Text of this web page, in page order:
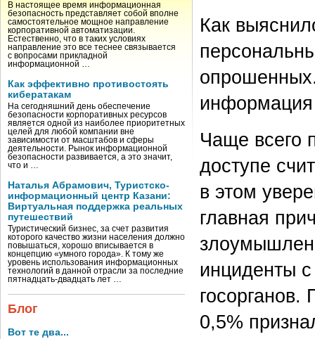
В настоящее время информационная
безопасность представляет собой вполне
самостоятельное мощное направление
корпоративной автоматизации.
Естественно, что в таких условиях
направление это все теснее связывается
с вопросами прикладной
информационной …
Как эффективно противостоять
кибератакам
На сегодняшний день обеспечение
безопасности корпоративных ресурсов
является одной из наиболее приоритетных
целей для любой компании вне
зависимости от масштабов и сферы
деятельности. Рынок информационной
безопасности развивается, а это значит,
что и …
Наталья Абрамович, Туристско-
информационный центр Казани:
Виртуальная поддержка реальных
путешествий
Туристический бизнес, за счет развития
которого качество жизни населения должно
повышаться, хорошо вписывается в
концепцию «умного города». К тому же
уровень использования информационных
технологий в данной отрасли за последние
пятнадцать-двадцать лет …
Блог
Вот те два...
Как
информация
Чаще всего
доступе
в этом
главная
инциденты
госорганов.
0,5%